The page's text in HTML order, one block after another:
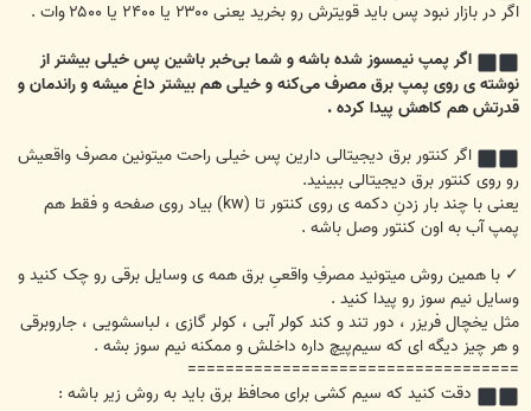
اگر در بازار نبود پس باید قویترش رو بخرید یعنی ۲۳۰۰ یا ۲۴۰۰ یا ۲۵۰۰ وات .
اگر پمپ نیمسوز شده باشه و شما بی‌خبر باشین پس خیلی بیشتر از
نوشته ی روی پمپ برق مصرف می‌کنه و خیلی هم بیشتر داغ میشه و راندمان و
قدرتش هم کاهش پیدا کرده .
اگر کنتور برق دیجیتالی دارین پس خیلی راحت میتونین مصرف واقعیش
رو روی کنتور برق دیجیتالی ببینید.
یعنی با چند بار زدنِ دکمه ی روی کنتور تا (kw) بیاد روی صفحه و فقط هم
پمپ آب به اون کنتور وصل باشه .
✓ با همین روش میتونید مصرفِ واقعیِ برق همه ی وسایل برقی رو چک کنید و
وسایل نیم سوز رو پیدا کنید .
مثل یخچال فریزر ، دور تند و کند کولر آبی ، کولر گازی ، لباسشویی ، جاروبرقی
و هر چیز دیگه ای که سیم‌پیچ داره داخلش و ممکنه نیم سوز بشه .
===================================
دقت کنید که سیم کشی برای محافظ برق باید به روش زیر باشه :